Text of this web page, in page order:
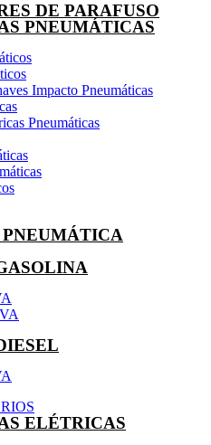
DE PARAFUSO
PNEUMÁTICAS
Impacto Pneumáticas
Pneumáticas
PNEUMÁTICA
ELÉTRICAS